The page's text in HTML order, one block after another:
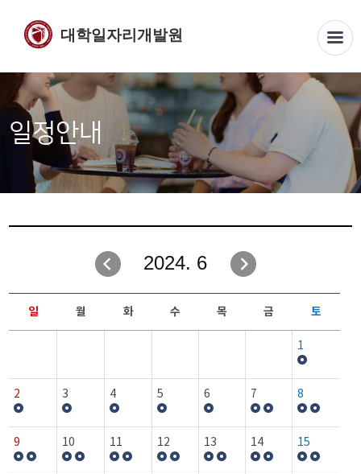
대학일자리개발원
일정안내
2024. 6
일 월 화 수 목 금 토
1
2 3 4 5 6 7 8
9 10 11 12 13 14 15